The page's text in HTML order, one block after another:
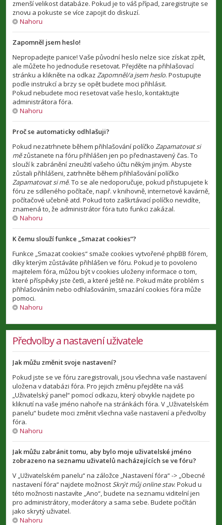
zmenší velikost databáze. Pokud je to váš případ, zaregistrujte se
znovu a pokuste se více zapojit do diskuzí.
Nahoru
Zapomněl jsem heslo!
Nepropadejte panice! Vaše původní heslo nelze sice získat zpět,
ale můžete ho jednoduše resetovat. Přejděte na přihlašovací
stránku a klikněte na odkaz Zapomněl/a jsem heslo. Postupujte
podle instrukcí a brzy se opět budete moci přihlásit.
Pokud nebudete moci resetovat vaše heslo, kontaktujte
administrátora fóra.
Nahoru
Proč se automaticky odhlašuji?
Pokud nezatrhnete během přihlašování políčko Zapamatovat si
mězůstanete na fóru přihlášen jen po přednastavený čas. To
slouží k zabránění zneužití vašeho účtu někým jiným. Abyste
zůstali přihlášeni, zatrhněte během přihlašování políčko
Zapamatovat si mě. To se ale nedoporučuje, pokud přistupujete k
fóru ze sdíleného počítače, např. v knihovně, internetové kavárně,
počítačové učebně atd. Pokud toto zaškrtávací políčko nevidíte,
znamená to, že administrátor fóra tuto funkci zakázal.
Nahoru
K čemu slouží funkce „Smazat cookies“?
Funkce „Smazat cookies“ smaže cookies vytvořené phpBB fórem,
díky kterým zůstáváte přihlášen ve fóru. Pokud je to povoleno
majitelem fóra, můžou být v cookies uloženy informace o tom,
které příspěvky jste četli, a které ještě ne. Pokud máte problém s
přihlašováním nebo odhlašováním, smazání cookies fóra může
pomoci.
Nahoru
Předvolby a nastavení uživatele
Jak můžu změnit svoje nastavení?
Pokud jste se ve fóru zaregistrovali, jsou všechna vaše nastavení
uložena v databázi fóra. Pro jejich změnu přejděte na váš
„Uživatelský panel“ pomocí odkazu, který obvykle najdete po
kliknutí na vaše jméno nahoře na stránkách fóra. V „Uživatelském
panelu“ budete moci změnit všechna vaše nastavení a předvolby
fóra.
Nahoru
Jak můžu zabránit tomu, aby bylo moje uživatelské jméno
zobrazeno na seznamu uživatelů nacházejících se ve fóru?
V „Uživatelském panelu“ na záložce „Nastavení fóra“ -> „Obecné
nastavení fóra“ najdete možnostSkrýt můj online stav. Pokud u
této možnosti nastavíte „Ano“, budete na seznamu viditelní jen
pro administrátory, moderátory a sama sebe. Budete počítán
jako skrytý uživatel.
Nahoru